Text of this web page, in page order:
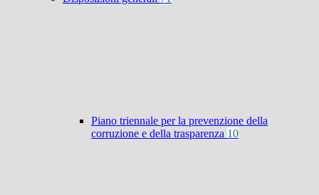
Piano triennale per la prevenzione della
corruzione e della trasparenza 10